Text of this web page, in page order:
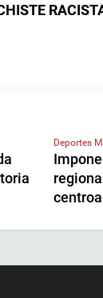
Deportes